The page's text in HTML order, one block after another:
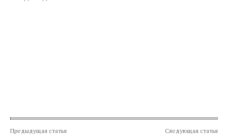
Предыдущая статья Следующая статья